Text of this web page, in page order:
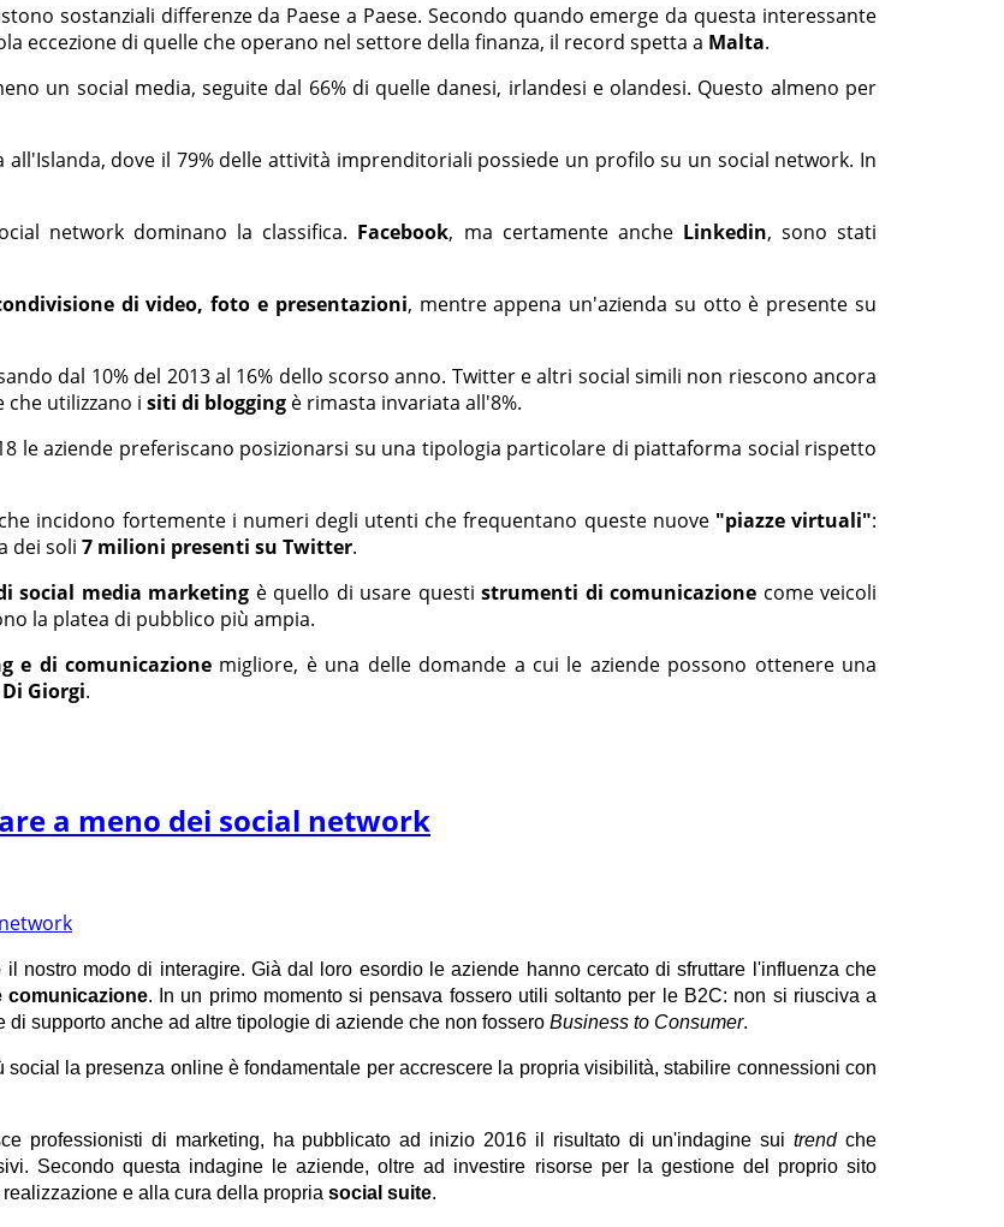
sostanziali differenze da Paese a Paese. Secondo quando emerge da questa interessante
eccezione di quelle che operano nel settore della finanza, il record spetta a Malta.
un social media, seguite dal 66% di quelle danesi, irlandesi e olandesi. Questo almeno per
dove il 79% delle attività imprenditoriali possiede un profilo su un social network. In
network dominano la classifica. Facebook, ma certamente ancheLinkedin, sono stati
di video, foto e presentazioni, mentre appena un'azienda su otto è presente su
dal 10% del 2013 al 16% dello scorso anno. Twitter e altri social simili non riescono ancora
utilizzano i siti di blogging è rimasta invariata all'8%.
le aziende preferiscano posizionarsi su una tipologia particolare di piattaforma social rispetto
incidono fortemente i numeri degli utenti che frequentano queste nuove "piazze virtuali":
dei soli 7 milioni presenti su Twitter.
social media marketing è quello di usare questi strumenti di comunicazione come veicoli
la platea di pubblico più ampia.
e di comunicazione migliore, è una delle domande a cui le aziende possono ottenere una
Giorgi.
a meno dei social network
il nostro modo di interagire. Già dal loro esordio le aziende hanno cercato di sfruttare l'influenza che
comunicazione. In un primo momento si pensava fossero utili soltanto per le B2C: non si riusciva a
supporto anche ad altre tipologie di aziende che non fossero Business to Consumer.
social la presenza online è fondamentale per accrescere la propriavisibilità, stabilire connessioni con
professionisti di marketing, ha pubblicato ad inizio 2016 il risultato di un'indagine suitrendche
Secondo questa indagine le aziende, oltre ad investire risorse per la gestione del proprio sito
e alla cura della propria social suite.